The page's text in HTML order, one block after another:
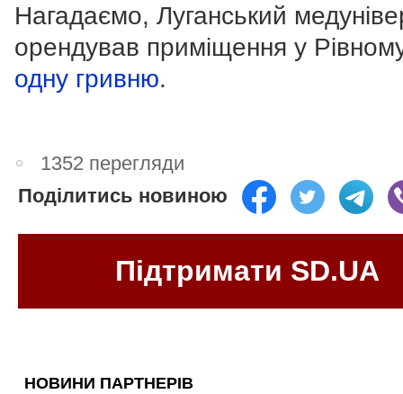
Нагадаємо, Луганський
орендував приміщення у
одну гривню.
1352 перегляди
Поділитись новиною
Підтримати SD.UA